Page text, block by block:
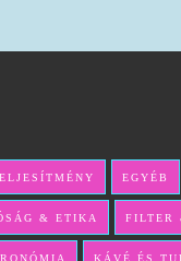
EGYÉB
& ETIKA FILTER
KÁVÉ ÉS